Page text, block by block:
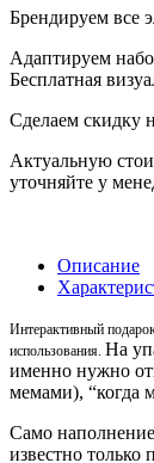
Брендируем все
Адаптируем
Бесплатная
Сделаем скидку
Актуальную
уточняйте у
Описание
Интерактивный
использования. На
именно нужно
мемами), “когда
Само
известно